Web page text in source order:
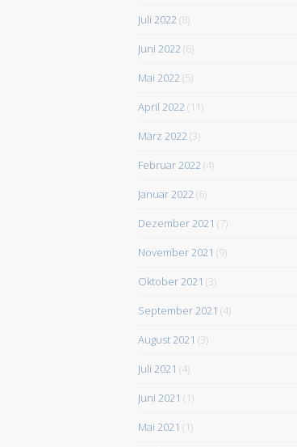
Juli 2022 (8)
Juni 2022 (6)
Mai 2022 (5)
April 2022 (11)
März 2022 (3)
Februar 2022 (4)
Januar 2022 (6)
Dezember 2021 (7)
November 2021 (9)
Oktober 2021 (3)
September 2021 (4)
August 2021 (3)
Juli 2021 (4)
Juni 2021 (1)
Mai 2021 (1)